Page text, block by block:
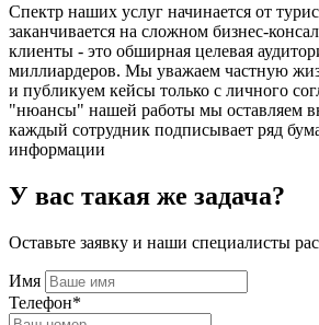
Спектр наших услуг начинается от
заканчивается на сложном бизнес-
клиенты - это обширная целевая
миллиардеров. Мы уважаем частную
и публикуем кейсы только с личного
"нюансы" нашей работы мы оставляем
каждый сотрудник подписывает ряд
информации
У вас такая же задача?
Оставьте заявку и наши специалисты
Имя
Телефон*